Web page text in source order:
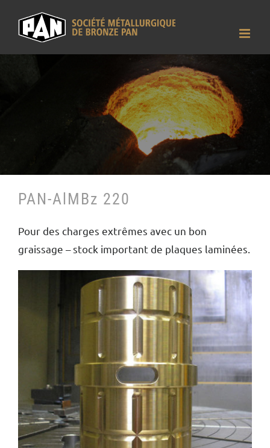
contenu
PAN-AlMBz 220
Pour des charges extrêmes avec un bon
graissage – stock important de plaques laminées.